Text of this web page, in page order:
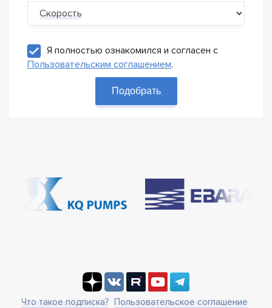
Скорость
Я полностью ознакомился и согласен с
Пользовательским соглашением.
Подобрать
Что такое подписка? Пользовательское соглашение